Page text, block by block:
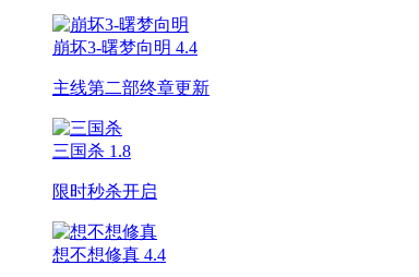
崩坏3-曙梦向明 4.4
主线第二部终章更新
三国杀 1.8
限时秒杀开启
想不想修真 4.4